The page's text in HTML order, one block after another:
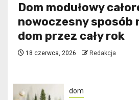
Dom modułowy
nowoczesny sposób
dom przez cały rok
18 czerwca, 2026 Redakcja
dom